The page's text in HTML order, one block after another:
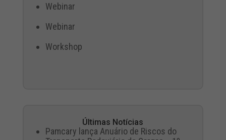
Webinar
Webinar
Workshop
Últimas Notícias
Pamcary lança Anuário de Riscos do